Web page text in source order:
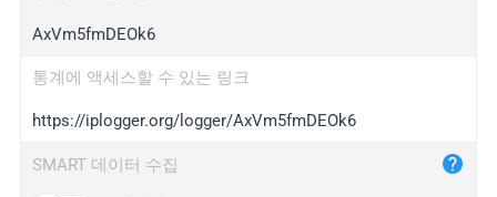
ed.tc
bc.ax
iplogger.com
maper.info
AxVm5fmDEOk6
통계에 액세스할 수 있는 링크
https://iplogger.org/logger/AxVm5fmDEOk6
SMART 데이터 수집